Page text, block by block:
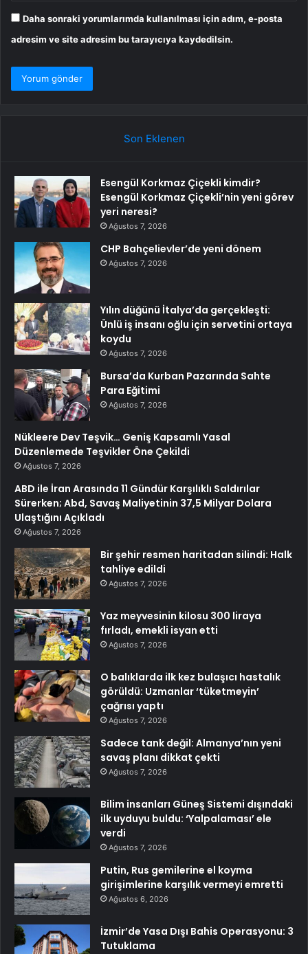
Daha sonraki yorumlarımda kullanılması için adım, e-posta
adresim ve site adresim bu tarayıcıya kaydedilsin.
Son Eklenen
Esengül Korkmaz Çiçekli kimdir?
Esengül Korkmaz Çiçekli’nin yeni görev
yeri neresi?
Ağustos 7, 2026
CHP Bahçelievler’de yeni dönem
Ağustos 7, 2026
Yılın düğünü İtalya’da gerçekleşti:
Ünlü iş insanı oğlu için servetini ortaya
koydu
Ağustos 7, 2026
Bursa’da Kurban Pazarında Sahte
Para Eğitimi
Ağustos 7, 2026
Nükleere Dev Teşvik… Geniş Kapsamlı Yasal
Düzenlemede Teşvikler Öne Çekildi
Ağustos 7, 2026
ABD ile İran Arasında 11 Gündür Karşılıklı Saldırılar
Sürerken; Abd, Savaş Maliyetinin 37,5 Milyar Dolara
Ulaştığını Açıkladı
Ağustos 7, 2026
Bir şehir resmen haritadan silindi: Halk
tahliye edildi
Ağustos 7, 2026
Yaz meyvesinin kilosu 300 liraya
fırladı, emekli isyan etti
Ağustos 7, 2026
O balıklarda ilk kez bulaşıcı hastalık
görüldü: Uzmanlar ‘tüketmeyin’
çağrısı yaptı
Ağustos 7, 2026
Sadece tank değil: Almanya’nın yeni
savaş planı dikkat çekti
Ağustos 7, 2026
Bilim insanları Güneş Sistemi dışındaki
ilk uyduyu buldu: ‘Yalpalaması’ ele
verdi
Ağustos 7, 2026
Putin, Rus gemilerine el koyma
girişimlerine karşılık vermeyi emretti
Ağustos 6, 2026
İzmir’de Yasa Dışı Bahis Operasyonu: 3
Tutuklama